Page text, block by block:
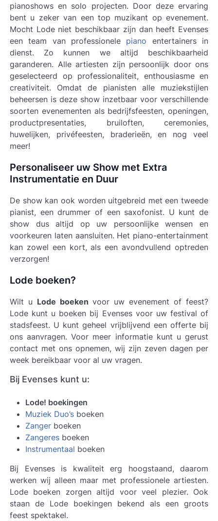
pianoshows en solo projecten. Door deze ervaring
bent u zeker van een top muzikant op evenement.
Mocht Lode niet beschikbaar zijn dan heeft Evenses
een team van professionele piano entertainers in
dienst. Zo kunnen we altijd beschikbaarheid
garanderen. Alle artiesten zijn persoonlijk door ons
geselecteerd op professionaliteit, enthousiasme en
creativiteit. Omdat de pianisten alle muziekstijlen
beheersen is deze show inzetbaar voor verschillende
soorten evenementen als bedrijfsfeesten, openingen,
productpresentaties, bruiloften, ceremonies,
huwelijken, privéfeesten, braderieën, en nog veel
meer!
Personaliseer uw Show met Extra
Instrumentatie en Duur
De show kan ook worden uitgebreid met een tweede
pianist, een drummer of een saxofonist. U kunt de
show dus altijd op uw persoonlijke wensen en
voorkeuren laten aansluiten. Het piano-entertainment
kan zowel een kort, als een avondvullend optreden
verzorgen!
Lode boeken?
Wilt u Lode boeken voor uw evenement of feest?
Lode kunt u boeken bij Evenses voor uw festival of
stadsfeest. U kunt geheel vrijblijvend een offerte bij
ons aanvragen. Voor meer informatie kunt u gerust
contact met ons opnemen, wij zijn zeven dagen per
week bereikbaar voor al uw vragen.
Bij Evenses kunt u:
Lode! boekingen
Muziek Duo’s boeken
Zanger boeken
Zangeres boeken
Instrumentaal boeken
Bij Evenses is kwaliteit erg hoogstaand, daarom
werken wij alleen maar met professionele artiesten.
Lode boeken zorgen altijd voor veel plezier. Ook
staan de Lode boekingen bekend als een groots
feest spektakel.